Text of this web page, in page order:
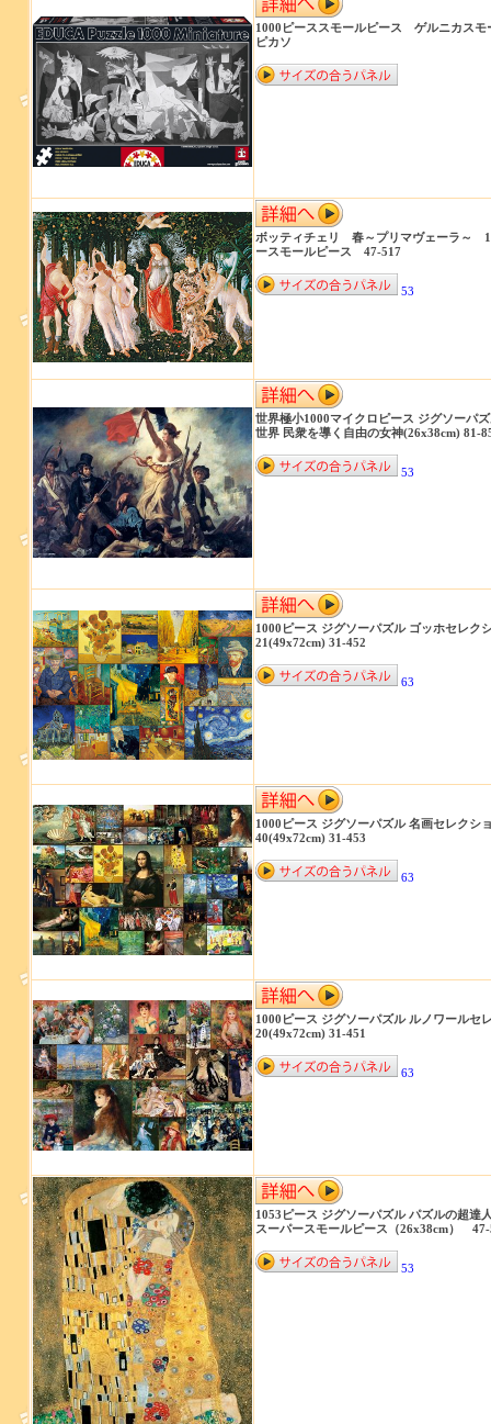
1000ピーススモールピース ゲルニカス
ピカソ
ボッティチェリ 春～プリマヴェーラ～
ースモールピース 47-517
53
世界極小1000マイクロピース ジグソーパ
世界 民衆を導く自由の女神(26x38cm) 81-
53
1000ピース ジグソーパズル ゴッホセレク
21(49x72cm) 31-452
63
1000ピース ジグソーパズル 名画セレクシ
40(49x72cm) 31-453
63
1000ピース ジグソーパズル ルノワールセ
20(49x72cm) 31-451
63
1053ピース ジグソーパズル パズルの超達
スーパースモールピース（26x38cm） 47-
53